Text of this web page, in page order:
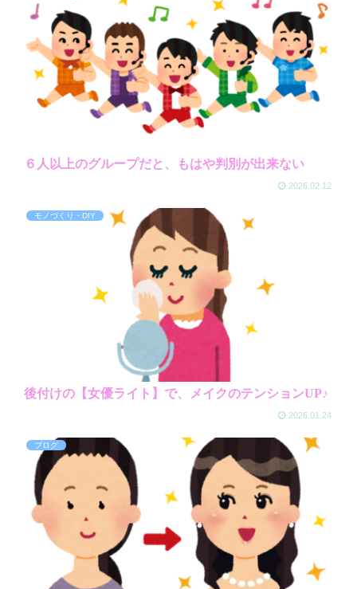
６人以上のグループだと、もはや判別が出来ない
2026.02.12
モノづくり・DIY
後付けの【女優ライト】で、メイクのテンションUP♪
2026.01.24
ブログ